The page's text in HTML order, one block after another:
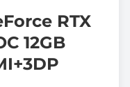
RTX
12GB